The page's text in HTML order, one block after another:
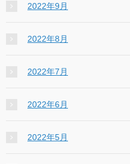
2022年9月
2022年8月
2022年7月
2022年6月
2022年5月